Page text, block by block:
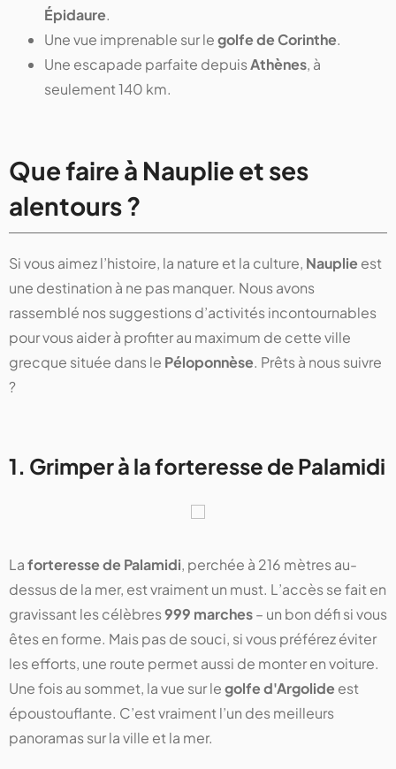
Épidaure.
Une vue imprenable sur legolfe de Corinthe.
Une escapade parfaite depuisAthènes, à
seulement 140 km.
Que faire à Nauplie et ses
alentours ?
Si vous aimez l’histoire, la nature et la culture, Nauplieest
une destination à ne pas manquer. Nous avons
rassemblé nos suggestions d’activités incontournables
pour vous aider à profiter au maximum de cette ville
grecque située dans le Péloponnèse. Prêts à nous suivre
?
1. Grimper à la forteresse de Palamidi
Laforteresse de Palamidi, perchée à 216 mètres au-
dessus de la mer, est vraiment un must. L’accès se fait en
gravissant les célèbres999 marches– un bon défi si vous
êtes en forme. Mais pas de souci, si vous préférez éviter
les efforts, une route permet aussi de monter en voiture.
Une fois au sommet, la vue sur legolfe d'Argolideest
époustouflante. C’est vraiment l’un des meilleurs
panoramas sur la ville et la mer.